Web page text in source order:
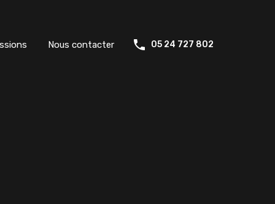
Nous contacter 05 24 727 802